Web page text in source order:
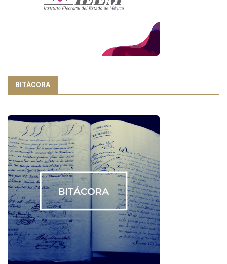
BITÁCORA